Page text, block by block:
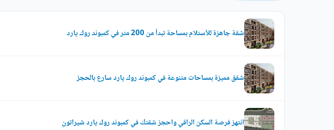
شقة جاهزة للأستلام بمساحة تبدأ من 200 متر في كمبوند روك يارد
شقق مميزة بمساحات متنوعة في كمبوند روك يارد سارع بالحجز
انتهز فرصة السكن الراقي واحجز شقتك في كمبوند روك يارد شيراتون